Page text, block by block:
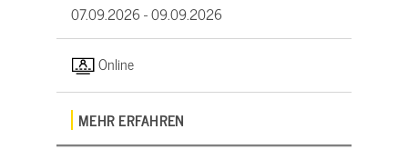
07.09.2026 -09.09.2026
Online
MEHR ERFAHREN